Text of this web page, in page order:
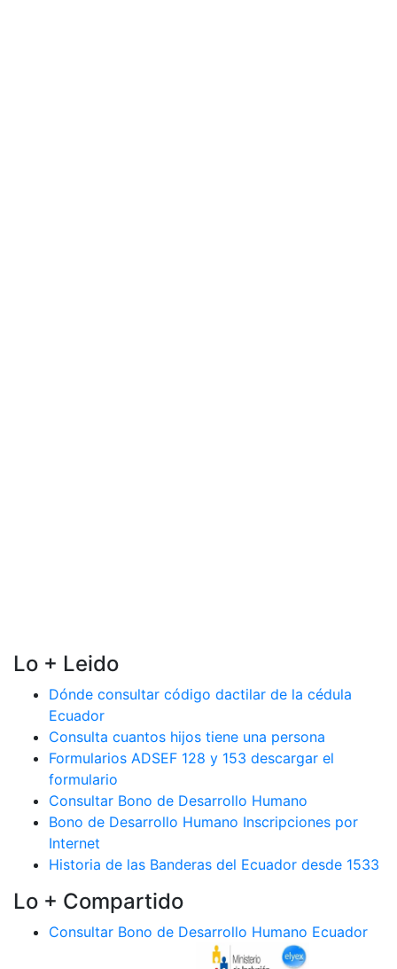
Lo + Leido
Dónde consultar código dactilar de la cédula
Ecuador
Consulta cuantos hijos tiene una persona
Formularios ADSEF 128 y 153 descargar el
formulario
Consultar Bono de Desarrollo Humano
Bono de Desarrollo Humano Inscripciones por
Internet
Historia de las Banderas del Ecuador desde 1533
Lo + Compartido
Consultar Bono de Desarrollo Humano Ecuador